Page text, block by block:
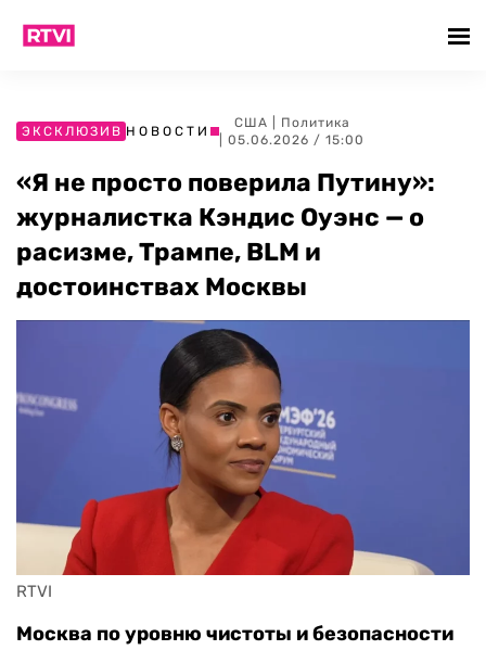
ЭКСКЛЮЗИВ НОВОСТИ
США
Политика
| 05.06.2026 / 15:00
«Я не просто поверила Путину»:
журналистка Кэндис Оуэнс — о
расизме, Трампе, BLM и
достоинствах Москвы
RTVI
Москва по уровню чистоты и безопасности